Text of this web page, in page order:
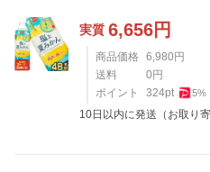
実質 6,656円
商品価格 6,980円
送料
0円
ポイント
324pt 5%
10日以内に発送（お取り